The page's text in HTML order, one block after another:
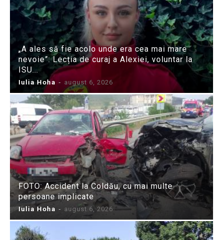
„A ales să fie acolo unde era cea mai mare
nevoie”: Lecția de curaj a Alexiei, voluntar la
ISU...
Iulia Hoha - august 6, 2026
FOTO: Accident la Coldău, cu mai multe
persoane implicate
Iulia Hoha - august 6, 2026